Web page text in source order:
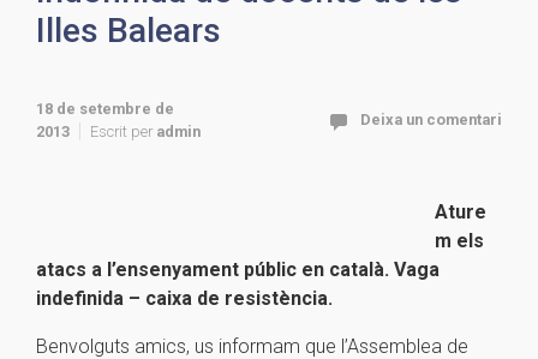
Illes Balears
18 de setembre de
2013
Escrit per admin
Deixa un comentari
Ature
m els
atacs a l’ensenyament públic en català. Vaga
indefinida – caixa de resistència.
Benvolguts amics, us informam que l’Assemblea de